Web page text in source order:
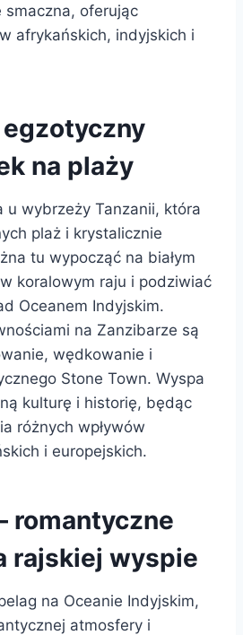
smaczna, oferując
afrykańskich, indyjskich i
na plaży
u wybrzeży Tanzanii, która
plaż i krystalicznie
tu wypocząć na białym
koralowym raju i podziwiać
Oceanem Indyjskim.
na Zanzibarze są
wędkowanie i
Stone Town. Wyspa
kulturę i historię, będąc
różnych wpływów
i europejskich.
romantyczne
rajskiej wyspie
na Oceanie Indyjskim,
atmosfery i